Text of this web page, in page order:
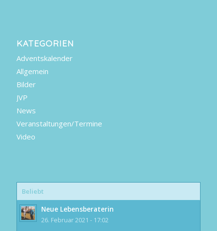
KATEGORIEN
Adventskalender
Allgemein
Bilder
JVP
News
Veranstaltungen/Termine
Video
Beliebt
Neue Lebensberaterin
26. Februar 2021 - 17:02